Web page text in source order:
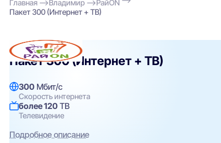
Главная Владимир
РайON
Пакет 300 (Интернет + ТВ)
РайON
Пакет 300 (Интернет + ТВ)
300 Мбит/с
Скорость интернета
более 120 ТВ
Телевидение
Подробное описание